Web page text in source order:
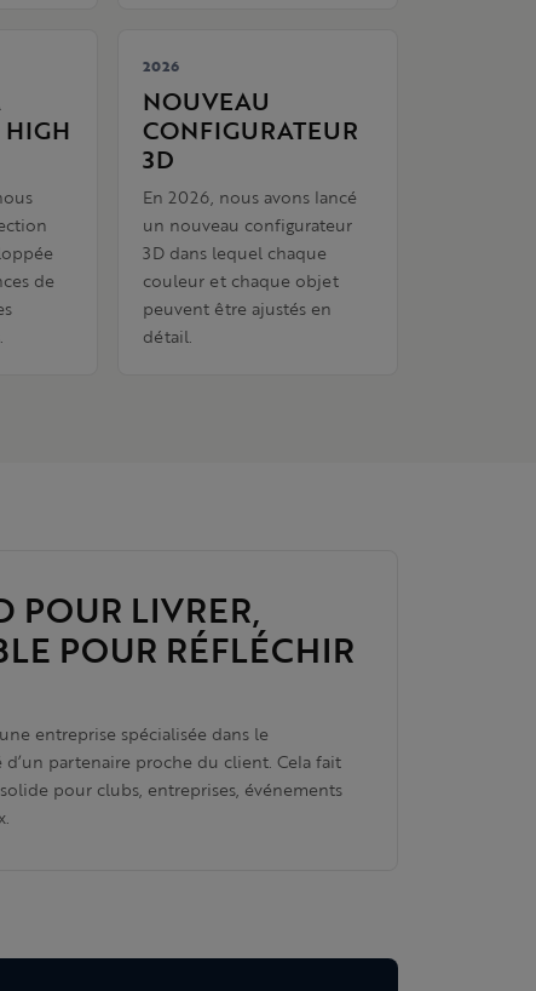
de
2026
NOUVEAU
CONFIGURATEUR
3D
En 2026, nous avons lancé
un nouveau configurateur
3D dans lequel chaque
couleur et chaque objet
peuvent être ajustés en
détail.
POUR LIVRER,
POUR RÉFLÉCHIR
entreprise spécialisée dans le
partenaire proche du client. Cela fait
pour clubs, entreprises, événements